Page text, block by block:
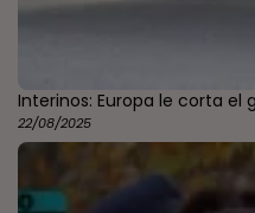
Interinos: Europa le corta el
22/08/2025